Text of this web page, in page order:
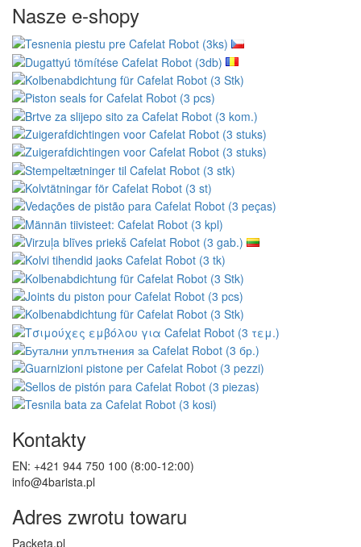
Nasze e-shopy
Kontakty
EN: +421 944 750 100 (8:00-12:00)
info@4barista.pl
Adres zwrotu towaru
Packeta.pl